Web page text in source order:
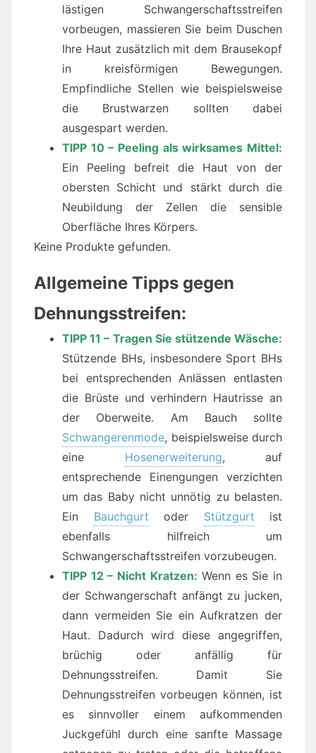
lästigen Schwangerschaftsstreifen
vorbeugen, massieren Sie beim Duschen
Ihre Haut zusätzlich mit dem Brausekopf
in kreisförmigen Bewegungen.
Empfindliche Stellen wie beispielsweise
die Brustwarzen sollten dabei
ausgespart werden.
TIPP 10 – Peeling als wirksames Mittel:
Ein Peeling befreit die Haut von der
obersten Schicht und stärkt durch die
Neubildung der Zellen die sensible
Oberfläche Ihres Körpers.
Keine Produkte gefunden.
Allgemeine Tipps gegen
Dehnungsstreifen:
TIPP 11 – Tragen Sie stützende Wäsche:
Stützende BHs, insbesondere Sport BHs
bei entsprechenden Anlässen entlasten
die Brüste und verhindern Hautrisse an
der Oberweite. Am Bauch sollte
Schwangerenmode, beispielsweise durch
eine Hosenerweiterung, auf
entsprechende Einengungen verzichten
um das Baby nicht unnötig zu belasten.
Ein Bauchgurt oder Stützgurt ist
ebenfalls hilfreich um
Schwangerschaftsstreifen vorzubeugen.
TIPP 12 – Nicht Kratzen: Wenn es Sie in
der Schwangerschaft anfängt zu jucken,
dann vermeiden Sie ein Aufkratzen der
Haut. Dadurch wird diese angegriffen,
brüchig oder anfällig für
Dehnungsstreifen. Damit Sie
Dehnungsstreifen vorbeugen können, ist
es sinnvoller einem aufkommenden
Juckgefühl durch eine sanfte Massage